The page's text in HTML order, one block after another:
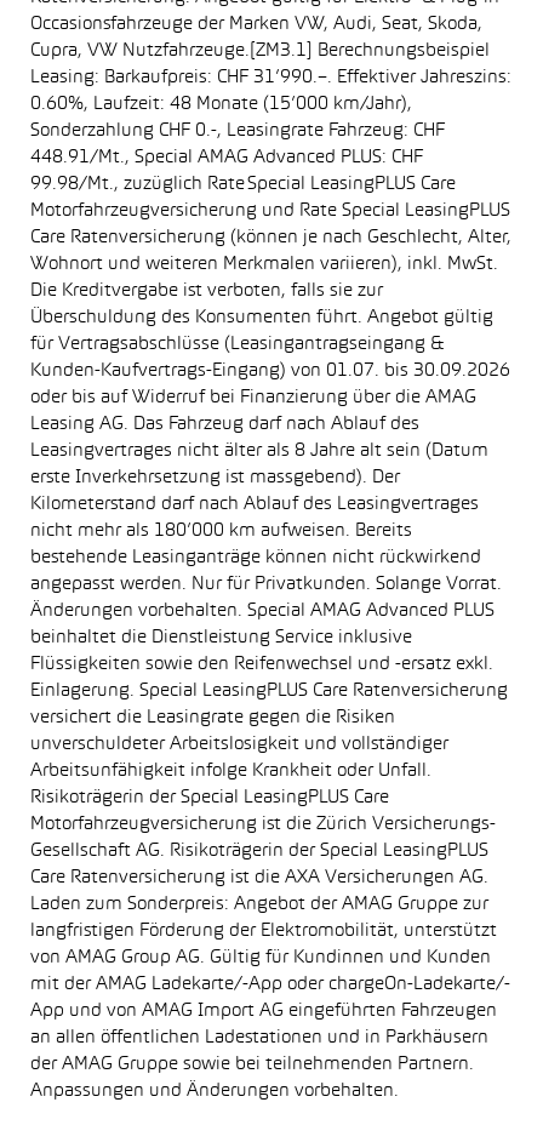
Occasionsfahrzeuge der Marken VW, Audi, Seat, Skoda,
Cupra, VW Nutzfahrzeuge.[ZM3.1] Berechnungsbeispiel
Leasing: Barkaufpreis: CHF 31’990.–. Effektiver Jahreszins:
0.60%, Laufzeit: 48 Monate (15’000 km/Jahr),
Sonderzahlung CHF 0.-, Leasingrate Fahrzeug: CHF
448.91/Mt., Special AMAG Advanced PLUS: CHF
99.98/Mt., zuzüglich Rate Special LeasingPLUS Care
Motorfahrzeugversicherung und Rate Special LeasingPLUS
Care Ratenversicherung (können je nach Geschlecht, Alter,
Wohnort und weiteren Merkmalen variieren), inkl. MwSt.
Die Kreditvergabe ist verboten, falls sie zur
Überschuldung des Konsumenten führt. Angebot gültig
für Vertragsabschlüsse (Leasingantragseingang &
Kunden-Kaufvertrags-Eingang) von 01.07. bis 30.09.2026
oder bis auf Widerruf bei Finanzierung über die AMAG
Leasing AG. Das Fahrzeug darf nach Ablauf des
Leasingvertrages nicht älter als 8 Jahre alt sein (Datum
erste Inverkehrsetzung ist massgebend). Der
Kilometerstand darf nach Ablauf des Leasingvertrages
nicht mehr als 180’000 km aufweisen. Bereits
bestehende Leasinganträge können nicht rückwirkend
angepasst werden. Nur für Privatkunden. Solange Vorrat.
Änderungen vorbehalten. Special AMAG Advanced PLUS
beinhaltet die Dienstleistung Service inklusive
Flüssigkeiten sowie den Reifenwechsel und -ersatz exkl.
Einlagerung. Special LeasingPLUS Care Ratenversicherung
versichert die Leasingrate gegen die Risiken
unverschuldeter Arbeitslosigkeit und vollständiger
Arbeitsunfähigkeit infolge Krankheit oder Unfall.
Risikoträgerin der Special LeasingPLUS Care
Motorfahrzeugversicherung ist die Zürich Versicherungs-
Gesellschaft AG. Risikoträgerin der Special LeasingPLUS
Care Ratenversicherung ist die AXA Versicherungen AG.
Laden zum Sonderpreis: Angebot der AMAG Gruppe zur
langfristigen Förderung der Elektromobilität, unterstützt
von AMAG Group AG. Gültig für Kundinnen und Kunden
mit der AMAG Ladekarte/-App oder chargeOn-Ladekarte/-
App und von AMAG Import AG eingeführten Fahrzeugen
an allen öffentlichen Ladestationen und in Parkhäusern
der AMAG Gruppe sowie bei teilnehmenden Partnern.
Anpassungen und Änderungen vorbehalten.